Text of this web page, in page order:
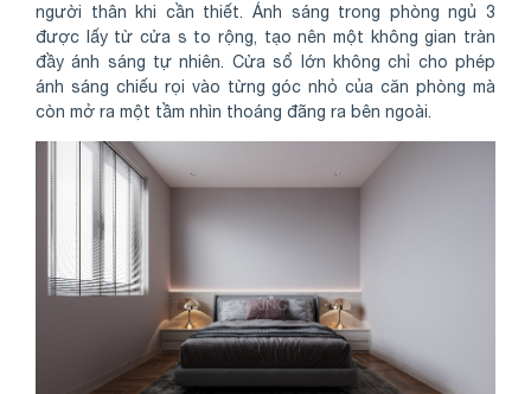
người thân khi cần thiết. Ánh sáng trong phòng ngủ 3
được lấy từ cửa s to rộng, tạo nên một không gian tràn
đầy ánh sáng tự nhiên. Cửa sổ lớn không chỉ cho phép
ánh sáng chiếu rọi vào từng góc nhỏ của căn phòng mà
còn mở ra một tầm nhìn thoáng đãng ra bên ngoài.